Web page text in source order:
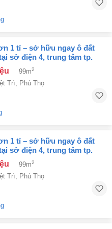
1 tỉ – sở hữu ngay ô đất
sở điện 4, trung tâm tp.
. lh 0768194968
99m2
Trì, Phú Thọ
1 tỉ – sở hữu ngay ô đất
sở điện 4, trung tâm tp.
. lh 0768194968
99m2
Trì, Phú Thọ